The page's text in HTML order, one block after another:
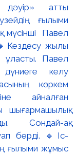
атты
ғылыми
мүсінші Павел
жылы
ұласты. Павел
келу
көркем
айналған
шығармашылық
Сондай-ақ
берді. 🔹Іс-
ғылыми жұмыс